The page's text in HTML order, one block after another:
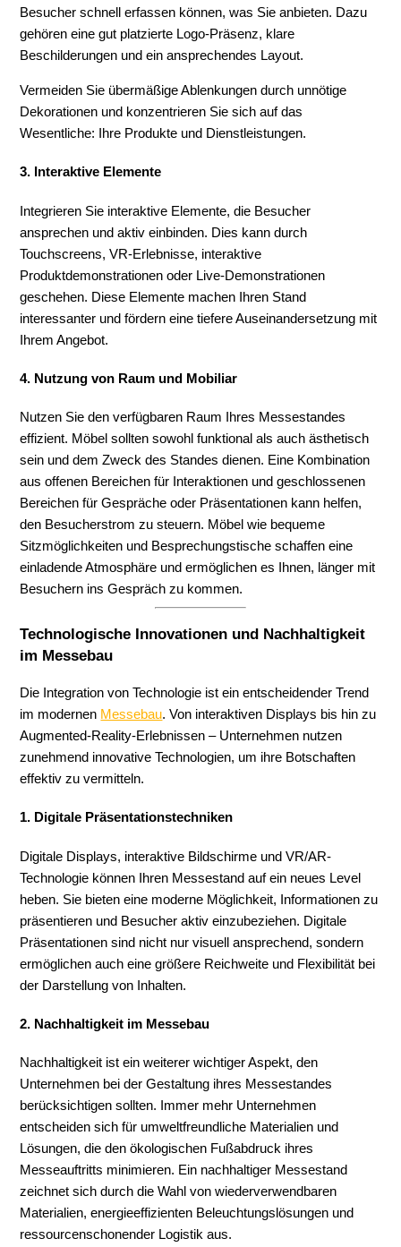
Besucher schnell erfassen können, was Sie anbieten. Dazu
gehören eine gut platzierte Logo-Präsenz, klare
Beschilderungen und ein ansprechendes Layout.
Vermeiden Sie übermäßige Ablenkungen durch unnötige
Dekorationen und konzentrieren Sie sich auf das
Wesentliche: Ihre Produkte und Dienstleistungen.
3. Interaktive Elemente
Integrieren Sie interaktive Elemente, die Besucher
ansprechen und aktiv einbinden. Dies kann durch
Touchscreens, VR-Erlebnisse, interaktive
Produktdemonstrationen oder Live-Demonstrationen
geschehen. Diese Elemente machen Ihren Stand
interessanter und fördern eine tiefere Auseinandersetzung mit
Ihrem Angebot.
4. Nutzung von Raum und Mobiliar
Nutzen Sie den verfügbaren Raum Ihres Messestandes
effizient. Möbel sollten sowohl funktional als auch ästhetisch
sein und dem Zweck des Standes dienen. Eine Kombination
aus offenen Bereichen für Interaktionen und geschlossenen
Bereichen für Gespräche oder Präsentationen kann helfen,
den Besucherstrom zu steuern. Möbel wie bequeme
Sitzmöglichkeiten und Besprechungstische schaffen eine
einladende Atmosphäre und ermöglichen es Ihnen, länger mit
Besuchern ins Gespräch zu kommen.
Technologische Innovationen und Nachhaltigkeit
im Messebau
Die Integration von Technologie ist ein entscheidender Trend
im modernen Messebau. Von interaktiven Displays bis hin zu
Augmented-Reality-Erlebnissen – Unternehmen nutzen
zunehmend innovative Technologien, um ihre Botschaften
effektiv zu vermitteln.
1. Digitale Präsentationstechniken
Digitale Displays, interaktive Bildschirme und VR/AR-
Technologie können Ihren Messestand auf ein neues Level
heben. Sie bieten eine moderne Möglichkeit, Informationen zu
präsentieren und Besucher aktiv einzubeziehen. Digitale
Präsentationen sind nicht nur visuell ansprechend, sondern
ermöglichen auch eine größere Reichweite und Flexibilität bei
der Darstellung von Inhalten.
2. Nachhaltigkeit im Messebau
Nachhaltigkeit ist ein weiterer wichtiger Aspekt, den
Unternehmen bei der Gestaltung ihres Messestandes
berücksichtigen sollten. Immer mehr Unternehmen
entscheiden sich für umweltfreundliche Materialien und
Lösungen, die den ökologischen Fußabdruck ihres
Messeauftritts minimieren. Ein nachhaltiger Messestand
zeichnet sich durch die Wahl von wiederverwendbaren
Materialien, energieeffizienten Beleuchtungslösungen und
ressourcenschonender Logistik aus.